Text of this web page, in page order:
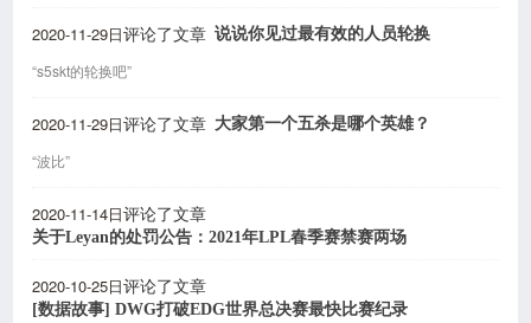
2020-11-29日评论了文章 说说你见过最有效的人员轮换
“s5skt的轮换吧”
2020-11-29日评论了文章 大家第一个五杀是哪个英雄？
“波比”
2020-11-14日评论了文章
关于Leyan的处罚公告：2021年LPL春季赛禁赛两场
2020-10-25日评论了文章
[数据故事] DWG打破EDG世界总决赛最快比赛纪录